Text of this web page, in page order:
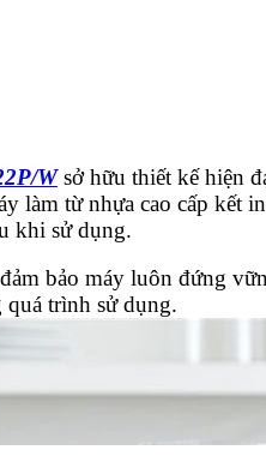
Wsở hữu thiết kế hiện
làm từ nhựa cao cấp kết
khi sử dụng.
bảo máy luôn đứng
trình sử dụng.